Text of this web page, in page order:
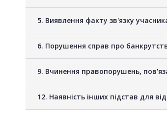
5. Виявлення факту зв'язку
6. Порушення справ про
9. Вчинення правопорушень,
12. Наявність інших підстав для